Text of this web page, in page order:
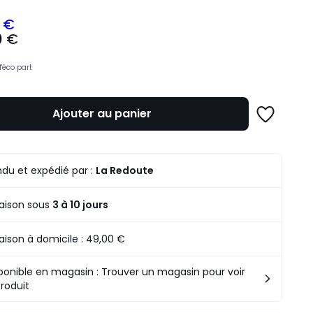
€
€
part
Ajouter au panier
Ajouter
et expédié par : La Redoute
sous 3 à 10 jours
à domicile : 49,00 €
en magasin : Trouver un magasin pour voir